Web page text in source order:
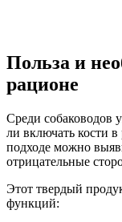
Польза и
рационе
Среди собаководов
ли включать кости
подходе можно
отрицательные
Этот твердый
функций: